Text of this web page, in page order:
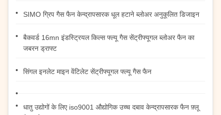
SIMO ग्रिप गैस फैन केन्द्रापसारक धूल हटाने ब्लोअर अनुकूलित डिजाइन
बैकवर्ड 16mn इंडस्ट्रियल किल्स फ्ल्यू गैस सेंट्रीफ्यूगल ब्लोअर फैन का
जबरन ड्राफ्ट
सिंगल इनलेट माइन वेंटिलेट सेंट्रीफ्यूगल फ्ल्यू गैस फैन
धातु उद्योगों के लिए iso9001 औद्योगिक उच्च दबाव केन्द्रापसारक फैन फ़्लू